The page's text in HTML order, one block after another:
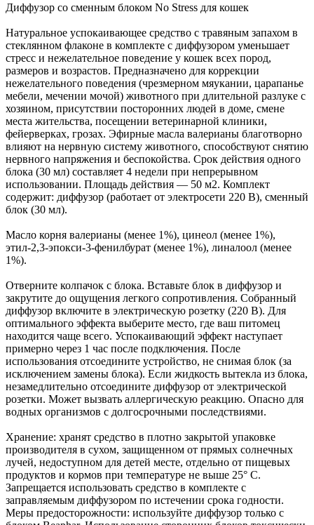
Диффузор со сменным блоком No Stress для кошек
Натуральное успокаивающее средство с травяным запахом в
стеклянном флаконе в комплекте с диффузором уменьшает
стресс и нежелательное поведение у кошек всех пород,
размеров и возрастов. Предназначено для коррекции
нежелательного поведения (чрезмерном мяукании, царапанье
мебели, мечении мочой) животного при длительной разлуке с
хозяином, присутствии посторонних людей в доме, смене
места жительства, посещении ветеринарной клиники,
фейерверках, грозах. Эфирные масла валерианы благотворно
влияют на нервную систему животного, способствуют снятию
нервного напряжения и беспокойства. Срок действия одного
блока (30 мл) составляет 4 недели при непрерывном
использовании. Площадь действия — 50 м2. Комплект
содержит: диффузор (работает от электросети 220 В), сменный
блок (30 мл).
Масло корня валерианы (менее 1%), цинеол (менее 1%),
этил-2,3-эпокси-3-фенилбурат (менее 1%), линалоол (менее
1%).
Отверните колпачок с блока. Вставьте блок в диффузор и
закрутите до ощущения легкого сопротивления. Собранный
диффузор включите в электрическую розетку (220 В). Для
оптимального эффекта выберите место, где ваш питомец
находится чаще всего. Успокаивающий эффект наступает
примерно через 1 час после подключения. После
использования отсоедините устройство, не снимая блок (за
исключением замены блока). Если жидкость вытекла из блока,
незамедлительно отсоедините диффузор от электрической
розетки. Может вызвать аллергическую реакцию. Опасно для
водных организмов с долгосрочными последствиями.
Хранение: хранят средство в плотно закрытой упаковке
производителя в сухом, защищенном от прямых солнечных
лучей, недоступном для детей месте, отдельно от пищевых
продуктов и кормов при температуре не выше 25° С.
Запрещается использовать средство в комплекте с
заправляемым диффузором по истечении срока годности.
Меры предосторожности: используйте диффузор только с